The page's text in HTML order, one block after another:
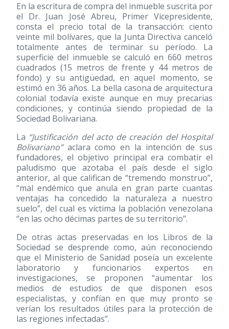
En la escritura de compra del inmueble suscrita por
el Dr. Juan José Abreu, Primer Vicepresidente,
consta el precio total de la transacción: ciento
veinte mil bolívares, que la Junta Directiva canceló
totalmente antes de terminar su período. La
superficie del inmueble se calculó en 660 metros
cuadrados (15 metros de frente y 44 metros de
fondo) y su antigüedad, en aquel momento, se
estimó en 36 años. La bella casona de arquitectura
colonial todavía existe aunque en muy precarias
condiciones, y continúa siendo propiedad de la
Sociedad Bolivariana.
La “Justificación del acto de creación del Hospital
Bolivariano”aclara como en la intención de sus
fundadores, el objetivo principal era combatir el
paludismo que azotaba el país desde el siglo
anterior, al que califican de “tremendo monstruo”,
“mal endémico que anula en gran parte cuantas
ventajas ha concedido la naturaleza a nuestro
suelo”, del cual es víctima la población venezolana
“en las ocho décimas partes de su territorio”.
De otras actas preservadas en los Libros de la
Sociedad se desprende como, aún reconociendo
que el Ministerio de Sanidad poseía un excelente
laboratorio y funcionarios expertos en
investigaciones, se proponen “aumentar los
medios de estudios de que disponen esos
especialistas, y confían en que muy pronto se
verían los resultados útiles para la protección de
las regiones infectadas”.